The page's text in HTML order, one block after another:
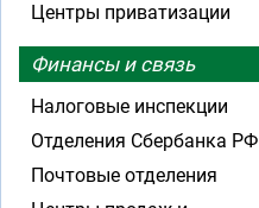
Центры приватизации
Финансы и связь
Налоговые инспекции
Отделения Сбербанка РФ
Почтовые отделения